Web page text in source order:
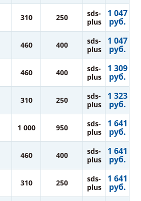
310 250
sds-
plus
1 047
руб.
460 400
sds-
plus
1 047
руб.
460 400
sds-
plus
1 309
руб.
310 250
sds-
plus
1 323
руб.
1 000 950
sds-
plus
1 641
руб.
460 400
sds-
plus
1 641
руб.
310 250
sds-
plus
1 641
руб.